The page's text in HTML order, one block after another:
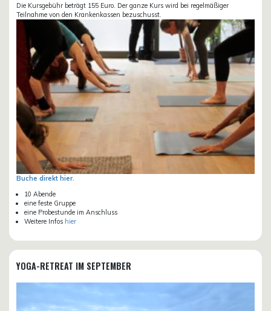
Die Kursgebühr beträgt 155 Euro. Der ganze Kurs wird bei regelmäßiger
Teilnahme von den Krankenkassen bezuschusst.
Buche direkt hier.
10 Abende
eine feste Gruppe
eine Probestunde im Anschluss
Weitere Infos hier
YOGA-RETREAT IM SEPTEMBER